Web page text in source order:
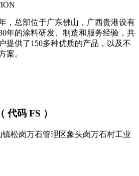
，总部位于广东佛山，广西贵港设有
年的涂料研发、制造和服务经验，共
提供了150多种优质的产品，以及不
案。
代码 FS ）
松岗万石管理区象头岗万石村工业